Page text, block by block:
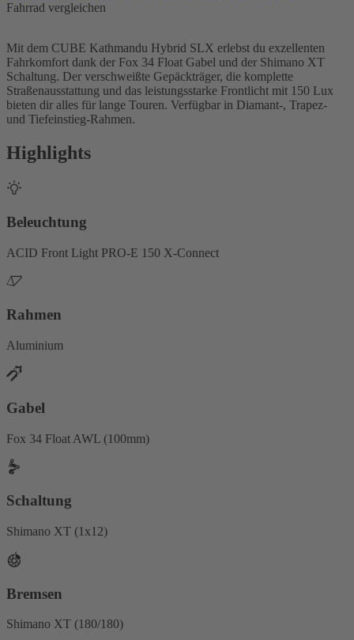
Fahrrad vergleichen
Mit dem CUBE Kathmandu Hybrid SLX erlebst du exzellenten
Fahrkomfort dank der Fox 34 Float Gabel und der Shimano XT
Schaltung. Der verschweißte Gepäckträger, die komplette
Straßenausstattung und das leistungsstarke Frontlicht mit 150 Lux
bieten dir alles für lange Touren. Verfügbar in Diamant-, Trapez-
und Tiefeinstieg-Rahmen.
Highlights
Beleuchtung
ACID Front Light PRO-E 150 X-Connect
Rahmen
Aluminium
Gabel
Fox 34 Float AWL (100mm)
Schaltung
Shimano XT (1x12)
Bremsen
Shimano XT (180/180)